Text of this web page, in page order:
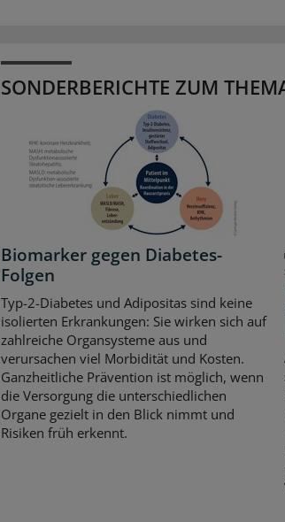
SONDERBERICHTE ZUM
Biomarker gegen Diabetes-
Folgen
Typ-2-Diabetes und Adipositas sind keine
isolierten Erkrankungen: Sie wirken sich auf
zahlreiche Organsysteme aus und
verursachen viel Morbidität und Kosten.
Ganzheitliche Prävention ist möglich, wenn
die Versorgung die unterschiedlichen
Organe gezielt in den Blick nimmt und
Risiken früh erkennt.